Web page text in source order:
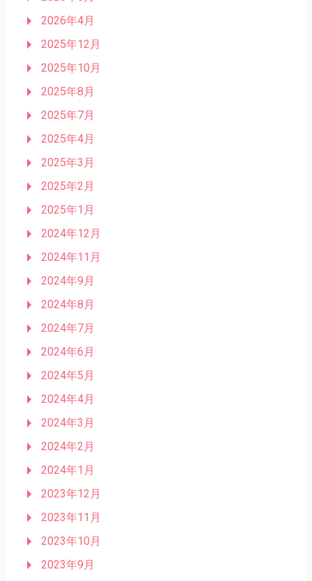
2026年4月
2025年12月
2025年10月
2025年8月
2025年7月
2025年4月
2025年3月
2025年2月
2025年1月
2024年12月
2024年11月
2024年9月
2024年8月
2024年7月
2024年6月
2024年5月
2024年4月
2024年3月
2024年2月
2024年1月
2023年12月
2023年11月
2023年10月
2023年9月